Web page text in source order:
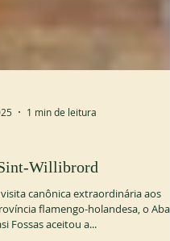
1 min de leitura